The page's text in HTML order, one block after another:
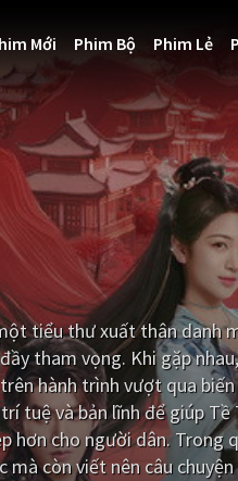
Mới Phim Bộ Phim Lẻ
tiểu thư xuất thân danh
tham vọng. Khi gặp
hành trình vượt qua
tuệ và bản lĩnh để giúp
cho người dân. Trong
còn viết nên câu